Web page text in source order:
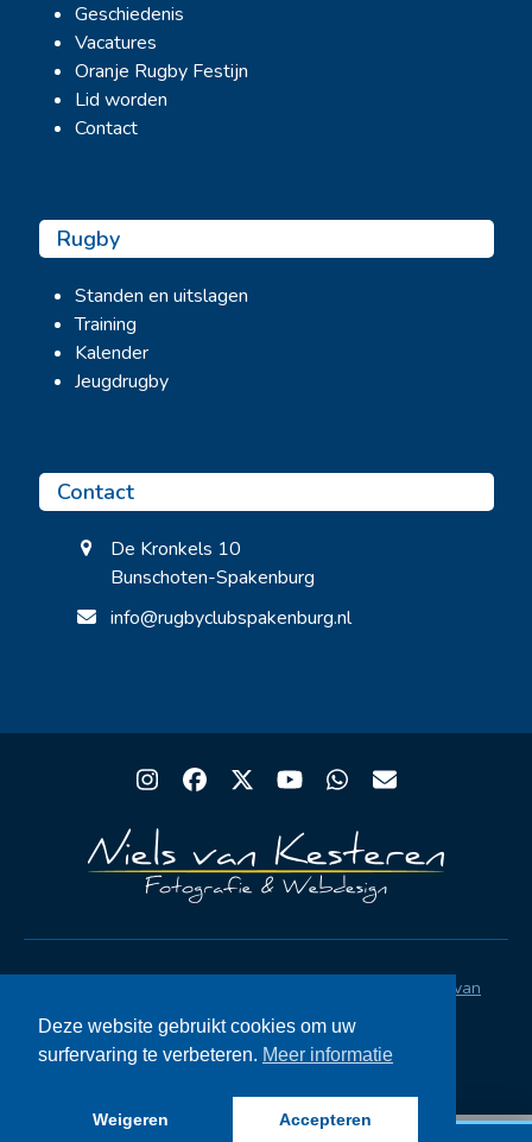
Geschiedenis
Vacatures
Oranje Rugby Festijn
Lid worden
Contact
Rugby
Standen en uitslagen
Training
Kalender
Jeugdrugby
Contact
De Kronkels 10
Bunschoten-Spakenburg
info@rugbyclubspakenburg.nl
Instagram
Facebook
TwitterYouTubeWhatsapp
Email
Niels van
Kesteren
Privacystatement AVG
Deze website gebruikt cookies om uw
surfervaring te verbeteren. Meer informatie
Weigeren Accepteren